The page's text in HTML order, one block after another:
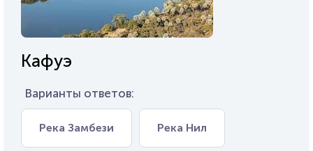
Кафуэ
Варианты ответов:
Река Замбези Река Нил